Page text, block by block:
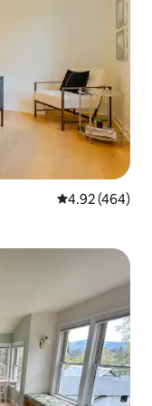
5 ರಲ್ಲಿ 4.92
4.92 (464)